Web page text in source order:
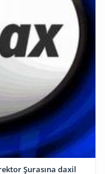
Şurasına daxil